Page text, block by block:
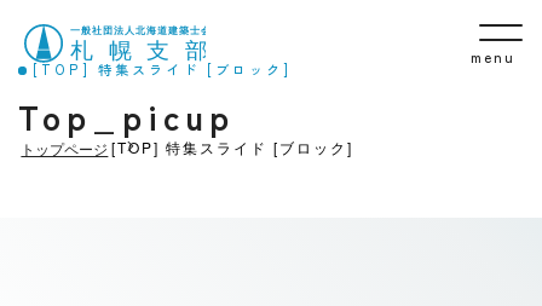
menu
[TOP] 特集スライド [ブロック]
Top_picup
トップページ [TOP] 特集スライド [ブロック]